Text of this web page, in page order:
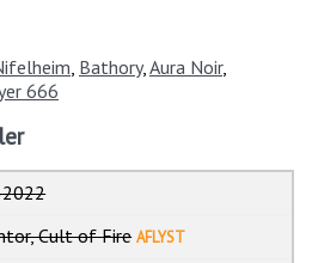
Bathory, Aura Noir,
666
Cult of Fire AFLYST